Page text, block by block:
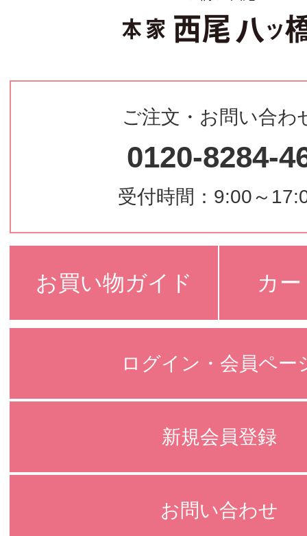
ご注文・お問い合わ
0120-8284-
受付時間：9:00～
お買い物ガイド カ
ログイン・会員ペー
新規会員登録
お問い合わせ